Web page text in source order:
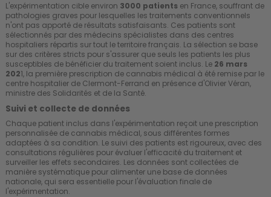
L'expérimentation cible environ 3000 patients en France, souffrant de
pathologies graves pour lesquelles les traitements conventionnels
n'ont pas apporté de résultats satisfaisants. Ces patients sont
sélectionnés par des médecins spécialistes dans des centres
hospitaliers répartis sur tout le territoire français. La sélection se base
sur des critères stricts pour s'assurer que seuls les patients les plus
susceptibles de bénéficier du traitement soient inclus. Le 26 mars
2021, la première prescription de cannabis médical à été remise par le
centre hospitalier de Clermont-Ferrand en présence d'Olivier Véran,
ministre des Solidarités et de la Santé.
Suivi et collecte de données
Chaque patient inclus dans l'expérimentation reçoit une prescription
personnalisée de cannabis médical, sous différentes formes
adaptées à sa condition. Le suivi des patients est rigoureux, avec des
consultations régulières pour évaluer l'efficacité du traitement et
surveiller les effets secondaires. Les données sont collectées de
manière systématique pour alimenter une base de données
nationale, qui sera essentielle pour l'évaluation finale de
l'expérimentation.